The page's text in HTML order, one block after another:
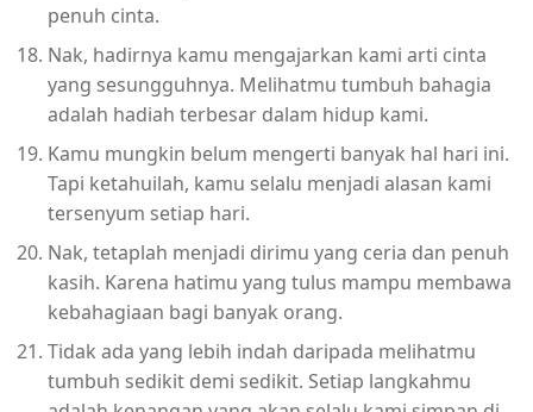
penuh cinta.
Nak, hadirnya kamu mengajarkan kami arti cinta
yang sesungguhnya. Melihatmu tumbuh bahagia
adalah hadiah terbesar dalam hidup kami.
Kamu mungkin belum mengerti banyak hal hari ini.
Tapi ketahuilah, kamu selalu menjadi alasan kami
tersenyum setiap hari.
Nak, tetaplah menjadi dirimu yang ceria dan penuh
kasih. Karena hatimu yang tulus mampu membawa
kebahagiaan bagi banyak orang.
Tidak ada yang lebih indah daripada melihatmu
tumbuh sedikit demi sedikit. Setiap langkahmu